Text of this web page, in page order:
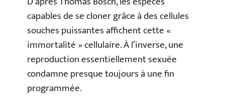
capables de se cloner grâce à des cellules
souches puissantes affichent cette «
immortalité » cellulaire. À l’inverse, une
reproduction essentiellement sexuée
condamne presque toujours à une fin
programmée.